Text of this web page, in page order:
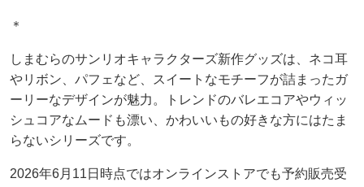
＊
しまむらのサンリオキャラクターズ新作グッズは、ネコ耳
やリボン、パフェなど、スイートなモチーフが詰まったガ
ーリーなデザインが魅力。トレンドのバレエコアやウィッ
シュコアなムードも漂い、かわいいもの好きな方にはたま
らないシリーズです。
2026年6月11日時点ではオンラインストアでも予約販売受